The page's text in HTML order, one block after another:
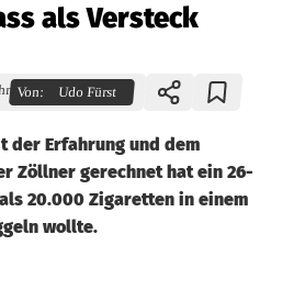
als Versteck
Von: Udo Fürst
der Erfahrung und dem
Zöllner gerechnet hat ein 26-
20.000 Zigaretten in einem
wollte.